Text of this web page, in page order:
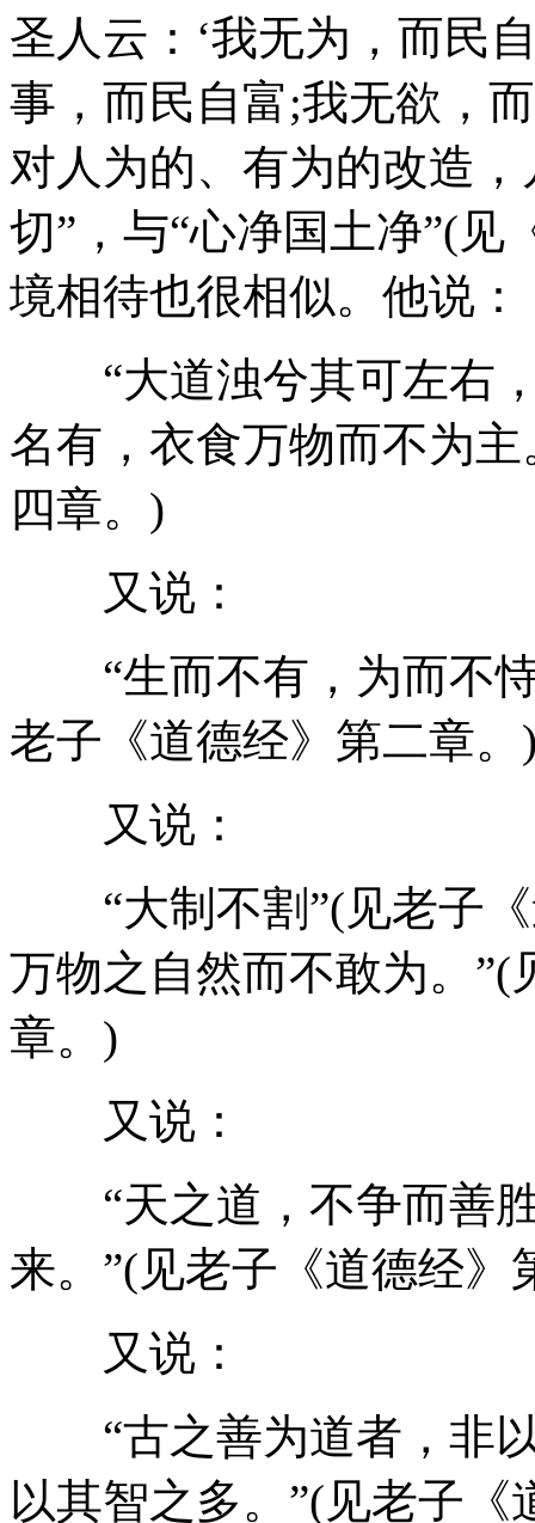
圣人云：‘我无为，而民
事，而民自富;我无欲，
对人为的、有为的改造
切”，与“心净国土净”(
境相待也很相似。他说：
“大道浊兮其可左右，
名有，衣食万物而不为
四章。)
又说：
“生而不有，为而不恃
老子《道德经》第二章。
又说：
“大制不割”(见老子《
万物之自然而不敢为。
章。)
又说：
“天之道，不争而善胜
来。”(见老子《道德经》
又说：
“古之善为道者，非以
以其智之多。”(见老子